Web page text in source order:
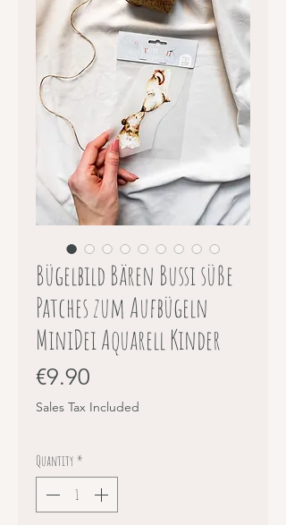
Bügelbild Bären Bussi süße
Patches zum Aufbügeln
MiniDei Aquarell Kinder
€9.90
Sales Tax Included
Quantity *